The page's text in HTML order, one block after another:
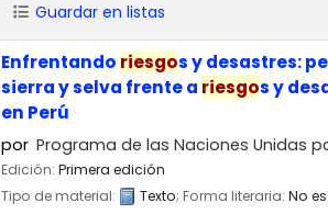
Guardar en listas
Enfrentando riesgos y desastres:
sierra y selva frente a riesgos y
en Perú
por Programa de las Naciones Unidas
Edición: Primera edición
Tipo de material:
Texto; Forma literaria: No